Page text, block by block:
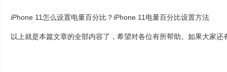
iPhone 11怎么设置电量百分比？iPhone 11电量百分比设置方法
以上就是本篇文章的全部内容了，希望对各位有所帮助。如果大家